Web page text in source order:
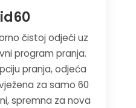
čistoj odjeći uz
program pranja.
pranja, odjeća
za samo 60
spremna za nova